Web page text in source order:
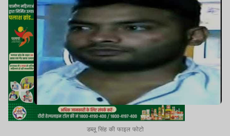
डब्लू सिंह की फाइल फोटो